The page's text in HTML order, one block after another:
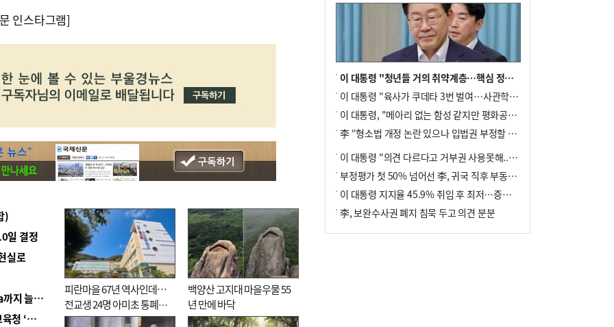
인스타그램]
)
일 결정
실로
■ 경남 농정 비전 ‘잘 사는 농촌’…스마트팜 1000㏊까지 늘린다
■ 교육혁신선도지 공모 코앞인데…구·군 난색에 교육청 ‘쩔쩔’
피란마을 67년 역사인데…
전교생 24명 아미초 통폐합
기로
백양산 고지대 마을우물 55
년 만에 바닥
이 대통령 "청년들 거의 취약계층…핵심 정책 재편""
이 대통령 "육사가 쿠데타 3번 벌여…사관학교 통합 신속히 추진"
이 대통령, "메아리 없는 함성 같지만 평화공존책 계속해야"
李 “형소법 개정 논란 있으나 입법권 부정할 만큼은 아냐”(종합)
이 대통령 "의견 다르다고 거부권 사용못해.. 입법권 부정할 상황이라 보기 어려워"
부정평가 첫 50% 넘어선 李, 귀국 직후 부동산·증시 점검(종합)
이 대통령 지지율 45.9% 취임 후 최저…증시 폭락·연임 개헌 논란 영향
李, 보완수사권 폐지 침묵 두고 의견 분분